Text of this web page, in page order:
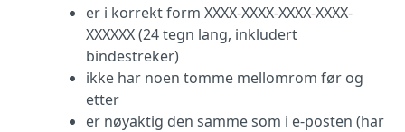
er i korrekt form XXXX-XXXX-XXXX-XXXX-
XXXXXX (24 tegn lang, inkludert
bindestreker)
ikke har noen tomme mellomrom før og
etter
er nøyaktig den samme som i e-posten (har